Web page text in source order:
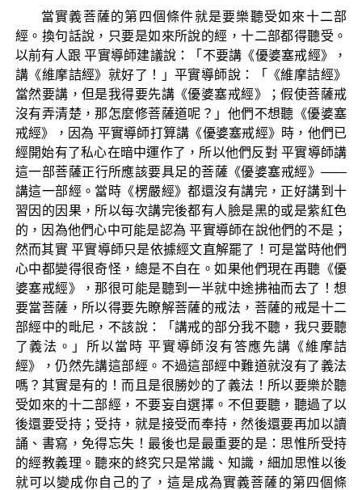
當實義菩薩的第四個條件就是要樂聽受如來十二部
經。換句話說，只要是如來所說的經，十二部都得聽受。
以前有人跟 平實導師建議說：「不要講《優婆塞戒經》，
講《維摩詰經》就好了！」平實導師說：「《維摩詰經》
當然要講，但是我得要先講《優婆塞戒經》；假使菩薩戒
沒有弄清楚，那怎麼修菩薩道呢？」他們不想聽《優婆塞
戒經》，因為 平實導師打算講《優婆塞戒經》時，他們已
經開始有了私心在暗中運作了，所以他們反對 平實導師講
這一部菩薩正行所應該要具足的菩薩《優婆塞戒經》——
講這一部經。當時《楞嚴經》都還沒有講完，正好講到十
習因的因果，所以每次講完後都有人臉是黑的或是紫紅色
的，因為他們心中可能是認為 平實導師在說他們的不是；
然而其實 平實導師只是依據經文直解罷了！可是當時他們
心中都變得很奇怪，總是不自在。如果他們現在再聽《優
婆塞戒經》，那很可能是聽到一半就中途拂袖而去了！想
要當菩薩，所以得要先瞭解菩薩的戒法，菩薩的戒是十二
部經中的毗尼，不該說：「講戒的部分我不聽，我只要聽
了義法。」所以當時 平實導師沒有答應先講《維摩詰
經》，仍然先講這部經。不過這部經中難道就沒有了義法
嗎？其實是有的！而且是很勝妙的了義法！所以要樂於聽
受如來的十二部經，不要妄自選擇。不但要聽，聽過了以
後還要受持；受持，就是接受而奉持，然後還要再加以讀
誦、書寫，免得忘失！最後也是最重要的是：思惟所受持
的經教義理。聽來的終究只是常識、知識，細加思惟以後
就可以變成你自己的了，這是成為實義菩薩的第四個條